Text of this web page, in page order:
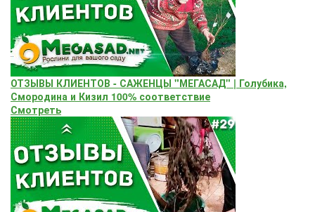
ОТЗЫВЫ КЛИЕНТОВ - САЖЕНЦЫ "МЕГАСАД" | Голубика,
Смородина и Кизил 100% соответствие
Смотреть